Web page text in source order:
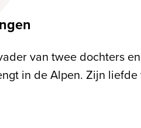
van twee dochters
in de Alpen. Zijn